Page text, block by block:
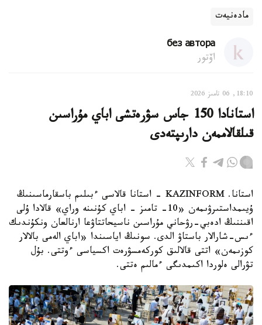
مادەنيەت
без автора
اۆتور
18:10, 06 تامىز 2026
استانادا 150 جاس سۋرەتشى اباي مۇراسىن
قىلقالاممەن دارىپتەدى
استانا. KAZINFORM - استانا قالاسى ءبىلىم باسقارماسىنىڭ
ۇيىمداستىرۋىمەن «10- تامىز - اباي كۇنىنە وراي» قالادا ۇلى
اقىننىڭ ادەبي-رۋحاني مۇراسىن ناسيحاتتاۋعا ارنالعان ونكۇندىك
ءىس-شارالار باستاۋ الدى. سونىڭ اياسىندا «اباي الەمى بالالار
كوزىمەن» اتتى قالالىق كوركەمسۋرەت اكسياسى ءوتتى. بۇل
تۋرالى ەلوردا اكىمدىگى ءمالىم ەتتى.